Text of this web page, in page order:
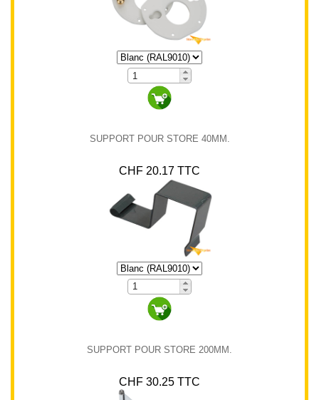
SUPPORT POUR STORE 40MM.
CHF 20.17 TTC
SUPPORT POUR STORE 200MM.
CHF 30.25 TTC